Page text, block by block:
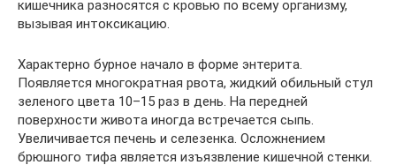
кишечника разносятся с кровью по всему организму,
вызывая интоксикацию.
Характерно бурное начало в форме энтерита.
Появляется многократная рвота, жидкий обильный стул
зеленого цвета 10–15 раз в день. На передней
поверхности живота иногда встречается сыпь.
Увеличивается печень и селезенка. Осложнением
брюшного тифа является изъязвление кишечной стенки.